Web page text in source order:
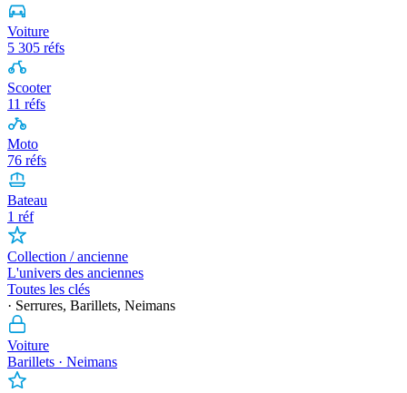
Voiture
5 305 réfs
Scooter
11 réfs
Moto
76 réfs
Bateau
1 réf
Collection / ancienne
L'univers des anciennes
Toutes les clés
· Serrures, Barillets, Neimans
Voiture
Barillets · Neimans